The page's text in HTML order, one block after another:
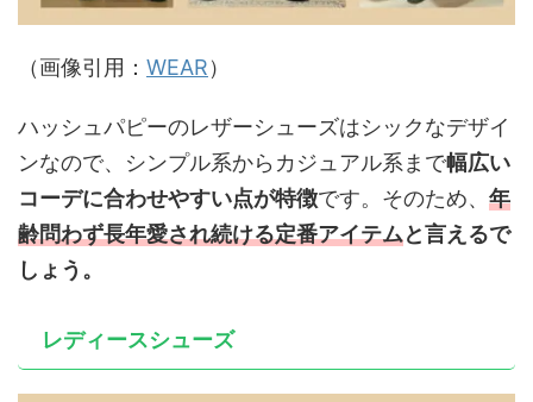
（画像引用： WEAR）
ハッシュパピーのレザーシューズはシックなデザイ
ンなので、シンプル系からカジュアル系まで幅広い
コーデに合わせやすい点が特徴です。そのため、 年
齢問わず長年愛され続ける定番アイテムと言えるで
しょう。
レディースシューズ